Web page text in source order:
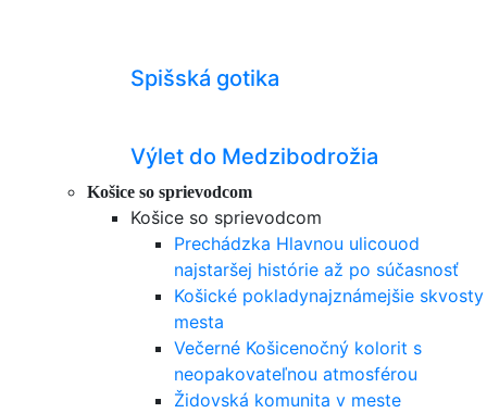
Spišská gotika
Výlet do Medzibodrožia
Košice so sprievodcom
Košice so sprievodcom
Prechádzka Hlavnou ulicouod
najstaršej histórie až po súčasnosť
Košické pokladynajznámejšie skvosty
mesta
Večerné Košicenočný kolorit s
neopakovateľnou atmosférou
Židovská komunita v meste